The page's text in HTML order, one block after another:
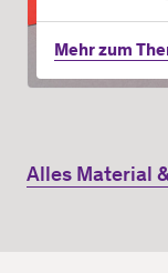
Mehr zum
Alles Material